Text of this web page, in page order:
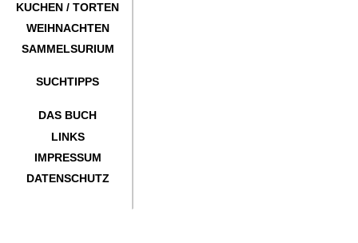
KUCHEN / TORTEN
WEIHNACHTEN
SAMMELSURIUM
SUCHTIPPS
DAS BUCH
LINKS
IMPRESSUM
DATENSCHUTZ